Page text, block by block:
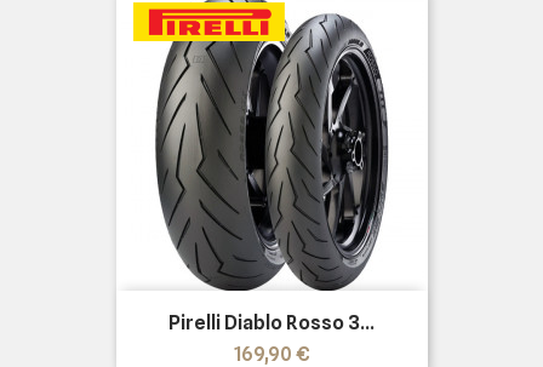
Pirelli Diablo Rosso 3...
Prezzo
169,90 €